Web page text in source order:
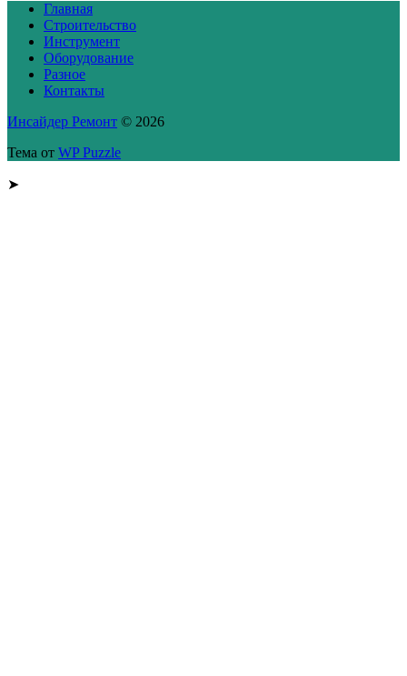
Главная
Строительство
Инструмент
Оборудование
Разное
Контакты
Инсайдер Ремонт © 2026
Тема от WP Puzzle
➤